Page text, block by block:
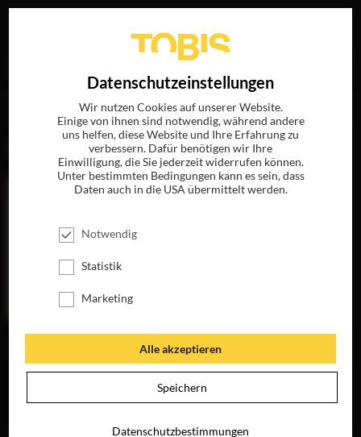
„Roderick Jaynes“
A SERIOUS MAN
RAY, DVD &
BURN AFTER
READING WER
VERBRENNT SICH
HIER DIE FINGER?
JETZT AUF BLU-
RAY, DVD &
Datenschutzeinstellungen
Wir nutzen Cookies auf unserer Website.
Einige von ihnen sind notwendig, während andere
uns helfen, diese Website und Ihre Erfahrung zu
verbessern. Dafür benötigen wir Ihre
Einwilligung, die Sie jederzeit widerrufen können.
Unter bestimmten Bedingungen kann es sein, dass
Daten auch in die USA übermittelt werden.
Notwendig
Statistik
Marketing
Alle akzeptieren
Speichern
Datenschutzbestimmungen